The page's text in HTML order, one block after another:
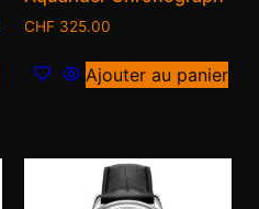
CHF 325.00
Ajouter au panier